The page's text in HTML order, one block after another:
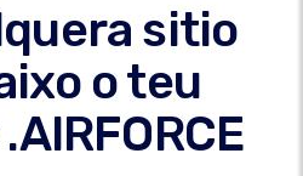
sitio
o teu